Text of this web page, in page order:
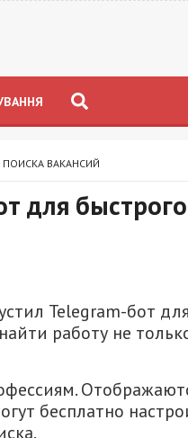
ПОИСКА ВАКАНСИЙ
для
Telegram-бот
работу не
бесплатно